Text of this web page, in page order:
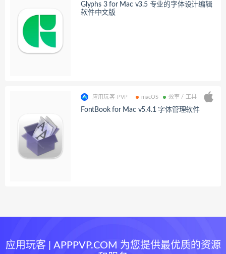
Glyphs 3 for Mac v3.5 专业的字体设计编辑
软件中文版
应用玩客-PVP macOS 效率 / 工具
FontBook for Mac v5.4.1 字体管理软件
应用玩客 | APPPVP.COM 为您提供最优质的资源